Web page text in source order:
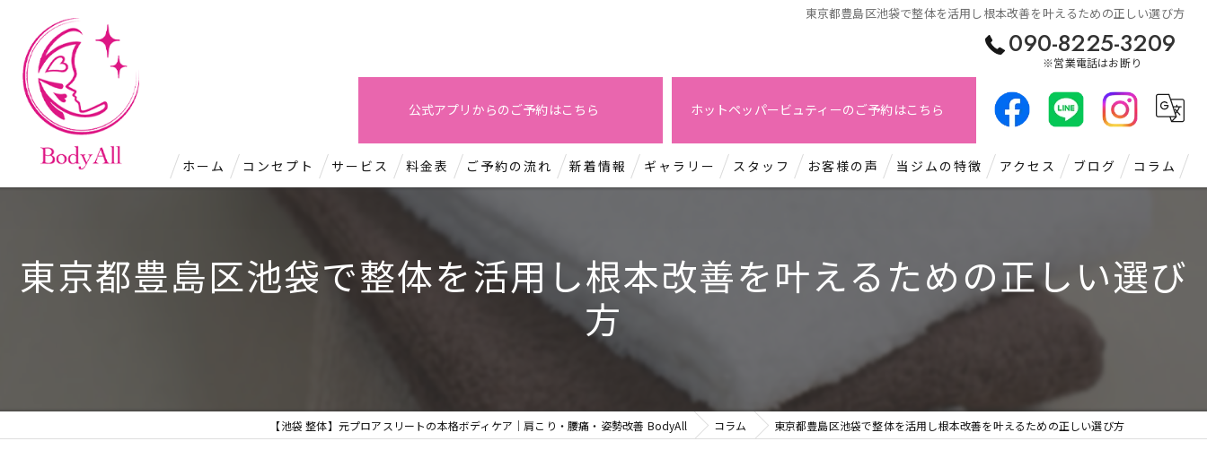
東京都豊島区池袋で整体を活用し根本改善を叶えるための正しい選び方
090-8225-3209
※営業電話はお断り
公式アプリからのご予約はこちら ホットペッパービュティーのご予約はこちら
ホーム コンセプト サービス 料金表 ご予約の流れ 新着情報 ギャラリー スタッフ お客様の声 当ジムの特徴
もみほぐし
アクセス ブログ コラム
東京都豊島区池袋で整体を活用し根本改善を叶えるための正しい選び
方
【池袋 整体】元プロアスリートの本格ボディケア｜肩こり・腰痛・姿勢改善 BodyAll コラム 東京都豊島区池袋で整体を活用し根本改善を叶えるための正しい選び方